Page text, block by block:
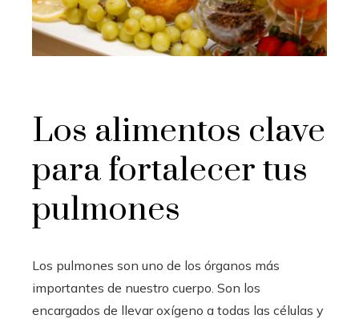
Los alimentos clave
para fortalecer tus
pulmones
Los pulmones son uno de los órganos más
importantes de nuestro cuerpo. Son los
encargados de llevar oxígeno a todas las células y